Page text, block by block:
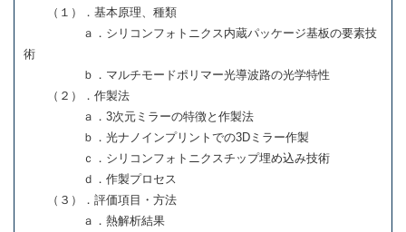
（１）．基本原理、種類
ａ．シリコンフォトニクス内蔵パッケージ基板の要素技
術
ｂ．マルチモードポリマー光導波路の光学特性
（２）．作製法
ａ．3次元ミラーの特徴と作製法
ｂ．光ナノインプリントでの3Dミラー作製
ｃ．シリコンフォトニクスチップ埋め込み技術
ｄ．作製プロセス
（３）．評価項目・方法
ａ．熱解析結果